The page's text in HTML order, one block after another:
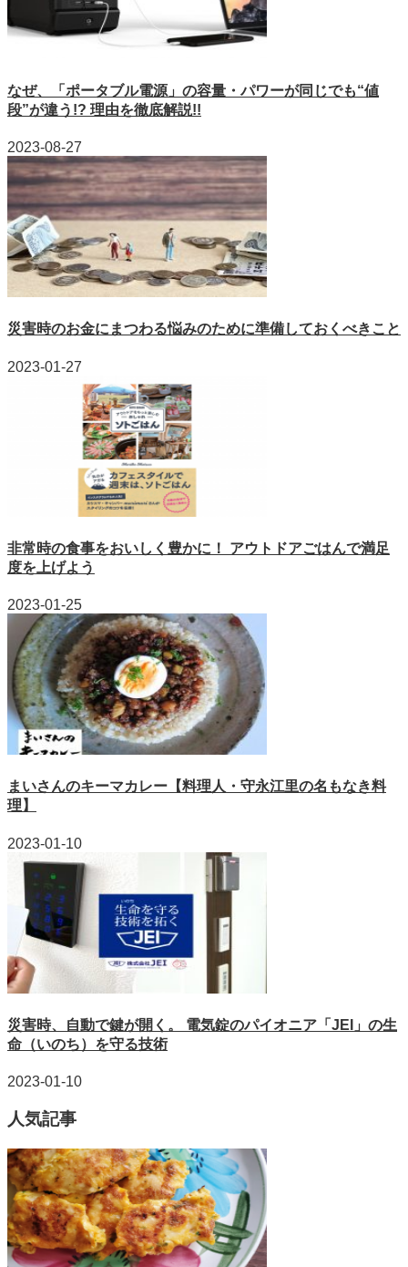
なぜ、「ポータブル電源」の容量・パワーが同じでも“値
段”が違う!? 理由を徹底解説!!
2023-08-27
災害時のお金にまつわる悩みのために準備しておくべきこと
2023-01-27
非常時の食事をおいしく豊かに！ アウトドアごはんで満足
度を上げよう
2023-01-25
まいさんのキーマカレー【料理人・守永江里の名もなき料
理】
2023-01-10
災害時、自動で鍵が開く。 電気錠のパイオニア「JEI」の生
命（いのち）を守る技術
2023-01-10
人気記事